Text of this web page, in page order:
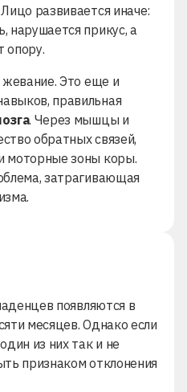
развивается иначе:
нарушается прикус, а
опору.
жевание. Это еще и
правильная
. Через мышцы и
обратных связей,
моторные зоны коры.
затрагивающая
появляются в
месяцев. Однако если
из них так и не
признаком отклонения